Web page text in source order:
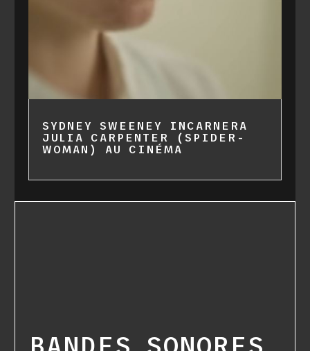
SYDNEY SWEENEY INCARNERA
JULIA CARPENTER (SPIDER-
WOMAN) AU CINÉMA